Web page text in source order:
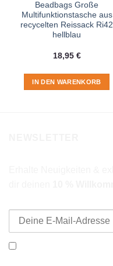
Beadbags Große
Multifunktionstasche aus
recycelten Reissack Ri42
hellblau
18,95 €
IN DEN WARENKORB